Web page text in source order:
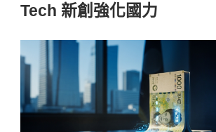
Tech 新創強化國力